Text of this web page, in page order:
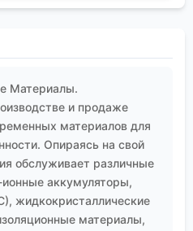
хороший, надежный
Материалы.
и продаже
материалов для
Опираясь на свой
обслуживает различные
аккумуляторы,
жидкокристаллические
материалы,